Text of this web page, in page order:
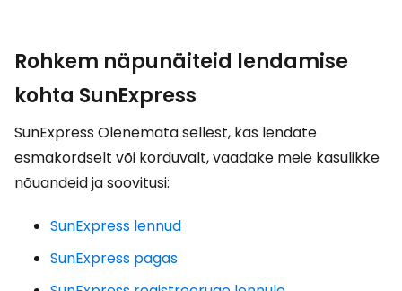
Rohkem näpunäiteid lendamise
kohta SunExpress
SunExpress Olenemata sellest, kas lendate
esmakordselt või korduvalt, vaadake meie kasulikke
nõuandeid ja soovitusi:
SunExpress lennud
SunExpress pagas